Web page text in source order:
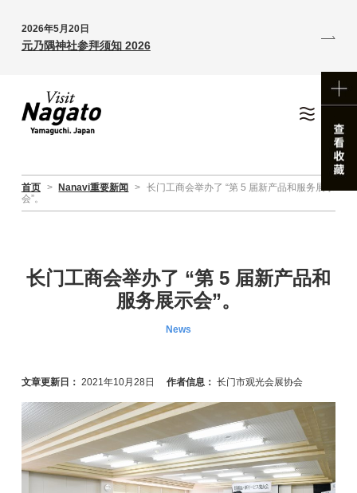
2026年5月20日
元乃隅神社参拜须知 2026
首页 > Nanavi重要新闻 > 长门工商会举办了 “第 5 届新产品和服务展示
会”。
长门工商会举办了 “第 5 届新产品和
服务展示会”。
News
文章更新日： 2021年10月28日 作者信息： 长门市观光会展协会